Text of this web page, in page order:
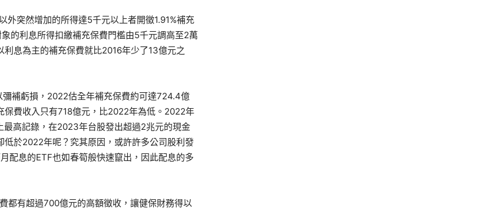
外突然增加的所得達5千元以上者開徵1.91%補充
的利息所得扣繳補充保費門檻由5千元調高至2萬
息為主的補充保費就比2016年少了13億元之
彌補虧損，2022估全年補充保費約可達724.4億
費收入只有718億元，比2022年為低。2022年
高記錄，在2023年台股發出超過2兆元的現金
於2022年呢？究其原因，或許許多公司股利發
配息的ETF也如春筍般快速竄出，因此配息的多
都有超過700億元的高額徵收，讓健保財務得以